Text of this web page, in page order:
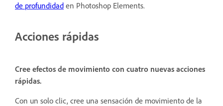
de profundidad en Photoshop Elements.
Acciones rápidas
Cree efectos de movimiento con cuatro nuevas acciones
rápidas.
Con un solo clic, cree una sensación de movimiento de la